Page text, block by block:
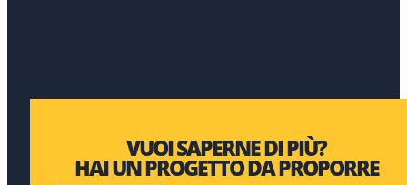
VUOI SAPERNE DI PIÙ?
HAI UN PROGETTO DA PROPORRE